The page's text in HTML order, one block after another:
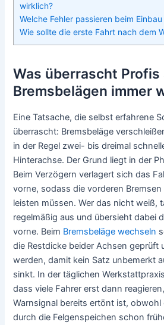
wirklich?
Welche Fehler passieren beim
Wie sollte die erste Fahrt nach dem
Was überrascht Profis
Bremsbelägen immer
Eine Tatsache, die selbst erfahrene
überrascht: Bremsbeläge
in der Regel zwei- bis dreimal
Hinterachse. Der Grund liegt in der
Beim Verzögern verlagert sich das
vorne, sodass die vorderen
leisten müssen. Wer das nicht weiß,
regelmäßig aus und übersieht dabei
vorne. Beim Bremsbeläge wechseln
die Restdicke beider Achsen geprüft
werden, damit kein Satz unbemerkt
sinkt. In der täglichen
dass viele Fahrer erst dann
Warnsignal bereits ertönt ist, obwohl
durch die Felgenspeichen schon